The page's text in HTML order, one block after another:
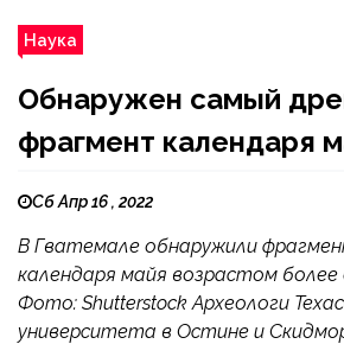
Наука
Обнаружен самый
фрагмент календаря
Сб Апр 16 , 2022
В Гватемале обнаружили
календаря майя возрастом
Фото: Shutterstock Археологи
университета в Остине и